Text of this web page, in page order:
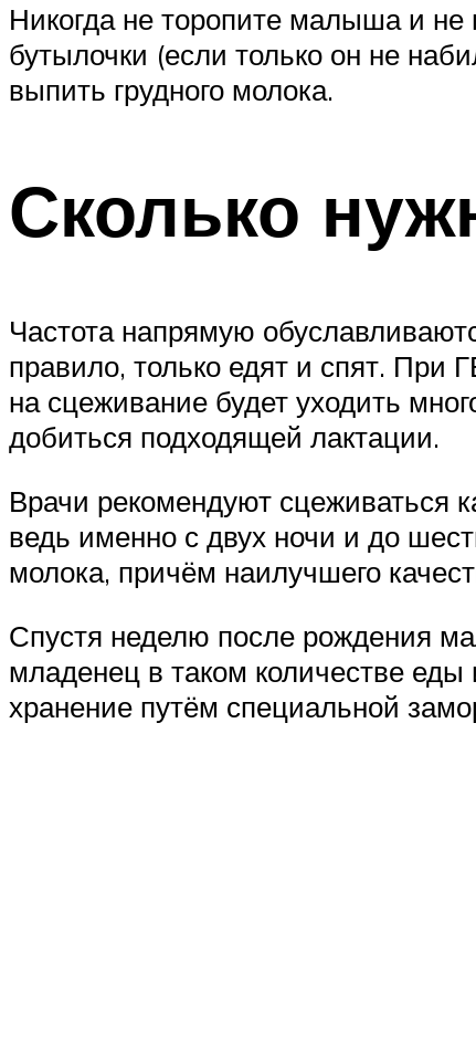
Никогда не торопите малыша и не
бутылочки (если только он не
выпить грудного молока.
Сколько
Частота напрямую
правило, только едят и спят. При
на сцеживание будет уходить
добиться подходящей лактации.
Врачи рекомендуют сцеживаться
ведь именно с двух ночи и до
молока, причём наилучшего
Спустя неделю после рождения
младенец в таком количестве еды
хранение путём специальной